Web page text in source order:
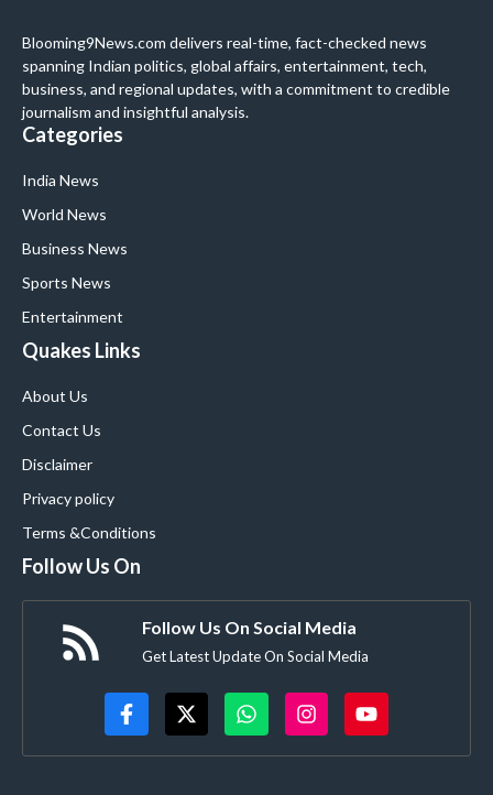
Blooming9News.com delivers real-time, fact-checked news
spanning Indian politics, global affairs, entertainment, tech,
business, and regional updates, with a commitment to credible
journalism and insightful analysis.
Categories
India News
World News
Business News
Sports News
Entertainment
Quakes Links
About Us
Contact Us
Disclaimer
Privacy policy
Terms &Conditions
Follow Us On
Follow Us On Social Media
Get Latest Update On Social Media